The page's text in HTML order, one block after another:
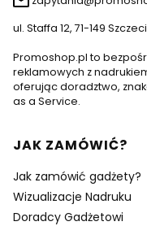
ul. Staffa 12, 71-149
Promoshop.pl to
reklamowych z
oferując doradztwo,
as a Service.
Linki w stopce
JAK ZAMÓWIĆ?
Jak zamówić gadżety?
Wizualizacje Nadruku
Doradcy Gadżetowi